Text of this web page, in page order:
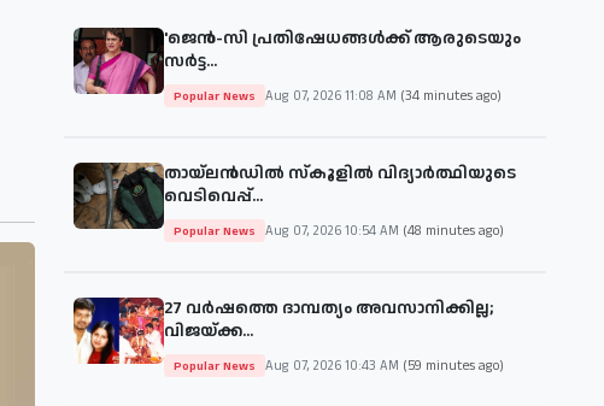
'ജെന്‍-സി പ്രതിഷേധങ്ങള്‍ക്ക് ആരുടെയും
സര്‍ട്ട...
Popular News Aug 07, 2026 11:08 AM (34 minutes ago)
തായ്‌ലൻഡിൽ സ്കൂളിൽ വിദ്യാർത്ഥിയുടെ
വെടിവെപ്പ്...
Popular News Aug 07, 2026 10:54 AM (48 minutes ago)
27 വർഷത്തെ ദാമ്പത്യം അവസാനിക്കില്ല;
വിജയ്‌ക്ക...
Popular News Aug 07, 2026 10:43 AM (59 minutes ago)